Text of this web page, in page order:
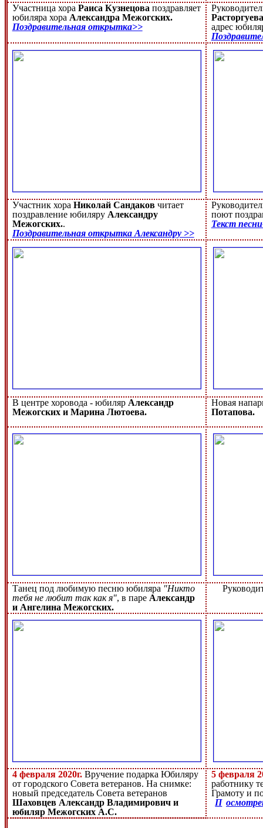
Участница хора Раиса Кузнецова поздравляет
юбиляра хора Александра Межогских.
Поздравительная открытка>>
Расторгуева
адрес
Участник хора Николай Сандаковчитает
поздравление юбиляру Александру
Межогских..
Поздравительная открытка Александру >>
поют
Текст
В центре хоровода - юбиляр Александр
Межогских и Марина Лютоева.
Новая
Потапова.
Танец под любимую песню юбиляра "Никто
тебя не любит так как я", в паре Александр
и Ангелина Межогских.
4 февраля 2020г.Вручение подарка Юбиляру
от городского Совета ветеранов. На снимке:
новый председатель Совета ветеранов
Шаховцев Александр Владимирович и
юбиляр Межогских А.С.
5 февраля
работнику
Грамоту и
П